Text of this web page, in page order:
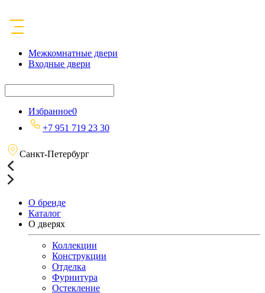
Межкомнатные двери
Входные двери
Избранное0
+7 951 719 23 30
Санкт-Петербург
О бренде
Каталог
О дверях
Коллекции
Конструкции
Отделка
Фурнитура
Остекление